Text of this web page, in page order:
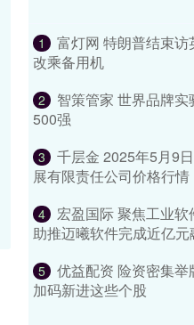
1
富灯网 特朗普结束
改乘备用机
2
智策管家 世界品牌
500强
3
千层金 2025年5月9
展有限责任公司价格行情
4
宏盈国际 聚焦工业
助推迈曦软件完成近亿元
5
优益配资 险资密集
加码新进这些个股